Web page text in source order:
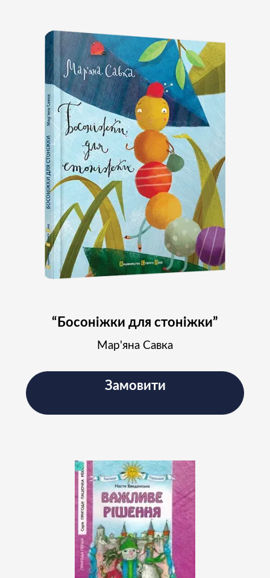
“Босоніжки для стоніжки”
Мар'яна Савка
Замовити
Підпишіться на наш
Instagram і слідкуйте за
новинами проєкту
Підписатись